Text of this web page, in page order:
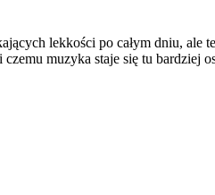
lekkości po całym dniu, ale
muzyka staje się tu